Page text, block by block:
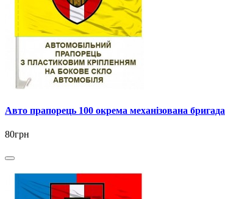
Авто прапорець 100 окрема механізована бригада
80грн